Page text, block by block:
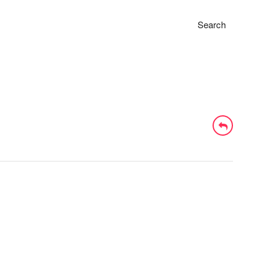
Search